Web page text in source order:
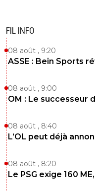
Il avait déjà
fois donc oui
reds13
FIL INFO
08 août , 9:20
ASSE : Bein Sports
08 août , 9:00
OM : Le successeur
08 août , 8:40
L’OL peut déjà
08 août , 8:20
Le PSG exige 160